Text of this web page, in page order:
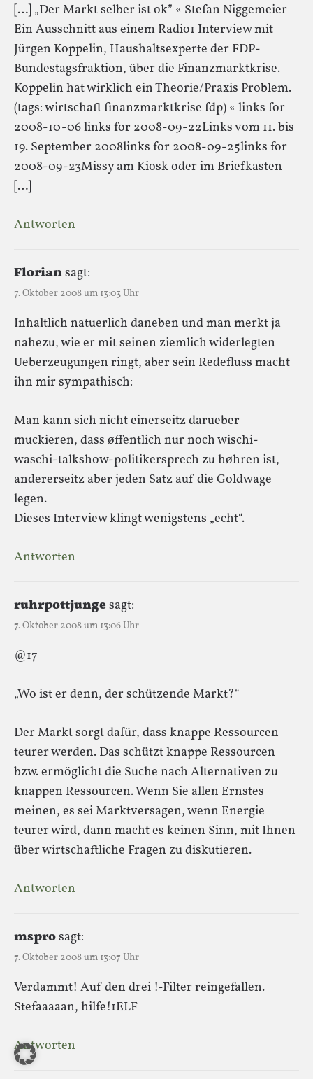
[…] „Der Markt selber ist ok” « Stefan Niggemeier
Ein Ausschnitt aus einem Radio1 Interview mit
Jürgen Koppelin, Haushaltsexperte der FDP-
Bundestagsfraktion, über die Finanzmarktkrise.
Koppelin hat wirklich ein Theorie/Praxis Problem.
(tags: wirtschaft finanzmarktkrise fdp) « links for
2008-10-06 links for 2008-09-22Links vom 11. bis
19. September 2008links for 2008-09-25links for
2008-09-23Missy am Kiosk oder im Briefkasten
[…]
Antworten
Floriansagt:
7. Oktober 2008 um 13:03 Uhr
Inhaltlich natuerlich daneben und man merkt ja
nahezu, wie er mit seinen ziemlich widerlegten
Ueberzeugungen ringt, aber sein Redefluss macht
ihn mir sympathisch:
Man kann sich nicht einerseitz darueber
muckieren, dass øffentlich nur noch wischi-
waschi-talkshow-politikersprech zu høhren ist,
andererseitz aber jeden Satz auf die Goldwage
legen.
Dieses Interview klingt wenigstens „echt“.
Antworten
ruhrpottjungesagt:
7. Oktober 2008 um 13:06 Uhr
@17
„Wo ist er denn, der schützende Markt?“
Der Markt sorgt dafür, dass knappe Ressourcen
teurer werden. Das schützt knappe Ressourcen
bzw. ermöglicht die Suche nach Alternativen zu
knappen Ressourcen. Wenn Sie allen Ernstes
meinen, es sei Marktversagen, wenn Energie
teurer wird, dann macht es keinen Sinn, mit Ihnen
über wirtschaftliche Fragen zu diskutieren.
Antworten
msprosagt:
7. Oktober 2008 um 13:07 Uhr
Verdammt! Auf den drei !-Filter reingefallen.
Stefaaaaan, hilfe!1ELF
Antworten